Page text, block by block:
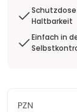
Haltbarkeit
Einfach in
PZN